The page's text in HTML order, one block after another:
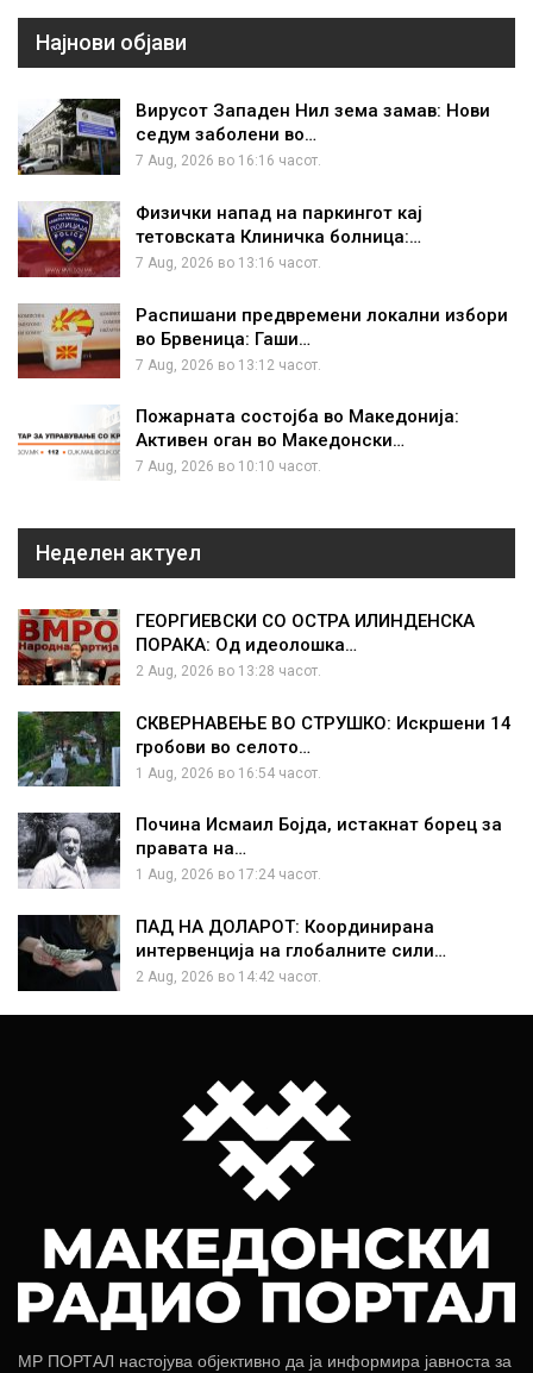
Најнови објави
Вирусот Западен Нил зема замав: Нови
седум заболени во…
7 Aug, 2026 во 16:16 часот.
Физички напад на паркингот кај
тетовската Клиничка болница:…
7 Aug, 2026 во 13:16 часот.
Распишани предвремени локални избори
во Брвеница: Гаши…
7 Aug, 2026 во 13:12 часот.
Пожарната состојба во Македонија:
Активен оган во Македонски…
7 Aug, 2026 во 10:10 часот.
Неделен актуел
ГЕОРГИЕВСКИ СО ОСТРА ИЛИНДЕНСКА
ПОРАКА: Од идеолошка…
2 Aug, 2026 во 13:28 часот.
СКВЕРНАВЕЊЕ ВО СТРУШКО: Искршени 14
гробови во селото…
1 Aug, 2026 во 16:54 часот.
Почина Исмаил Бојда, истакнат борец за
правата на…
1 Aug, 2026 во 17:24 часот.
ПАД НА ДОЛАРОТ: Координирана
интервенција на глобалните сили…
2 Aug, 2026 во 14:42 часот.
МР ПОРТАЛ настојува објективно да ја информира јавноста за